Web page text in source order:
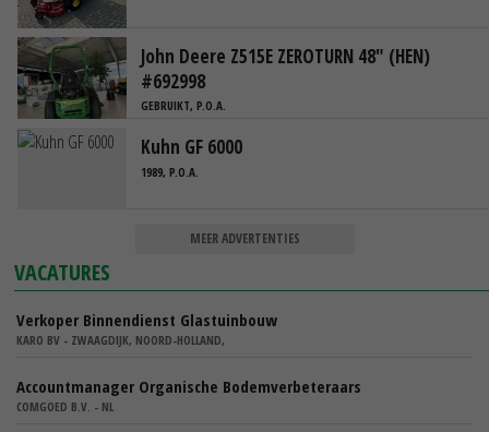
John Deere Z515E ZEROTURN 48" (HEN)
#692998
GEBRUIKT, P.O.A.
Kuhn GF 6000
1989, P.O.A.
MEER ADVERTENTIES
VACATURES
Verkoper Binnendienst Glastuinbouw
KARO BV - ZWAAGDIJK, NOORD-HOLLAND,
Accountmanager Organische Bodemverbeteraars
COMGOED B.V. - NL